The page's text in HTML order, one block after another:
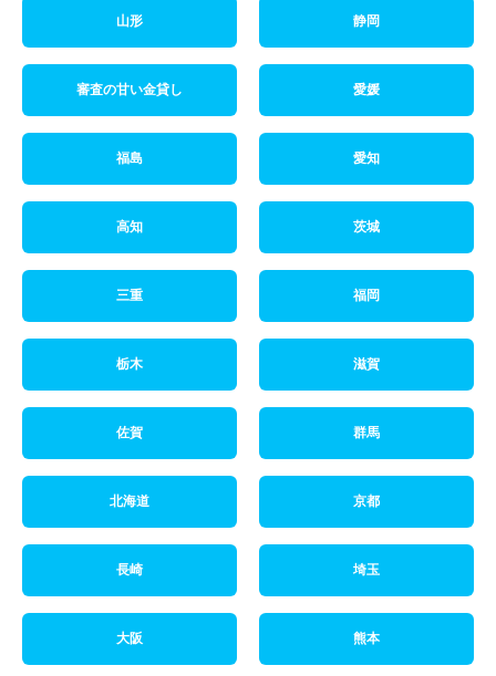
山形 静岡
審査の甘い金貸し 愛媛
福島 愛知
高知 茨城
三重 福岡
栃木 滋賀
佐賀 群馬
北海道 京都
長崎 埼玉
大阪 熊本